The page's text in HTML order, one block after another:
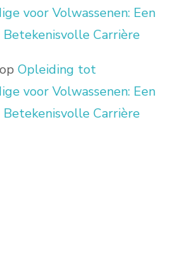
voor Volwassenen: Een
Betekenisvolle Carrière
op Opleiding tot
voor Volwassenen: Een
Betekenisvolle Carrière